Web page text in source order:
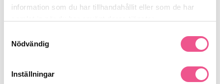
information som du har tillhandahållit eller som de har
Nödvändig
Inställningar